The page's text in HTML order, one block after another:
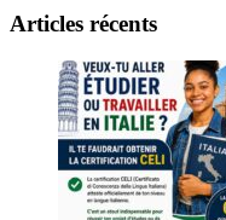
Articles récents